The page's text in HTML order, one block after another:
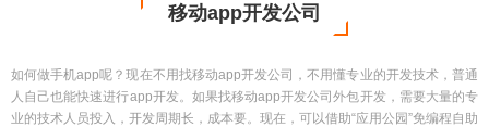
移动app开发公司
如何做手机app呢？现在不用找移动app开发公司，不用懂专业的开发技术，普通
人自己也能快速进行app开发。如果找移动app开发公司外包开发，需要大量的专
业的技术人员投入，开发周期长，成本要。现在，可以借助“应用公园”免编程自助